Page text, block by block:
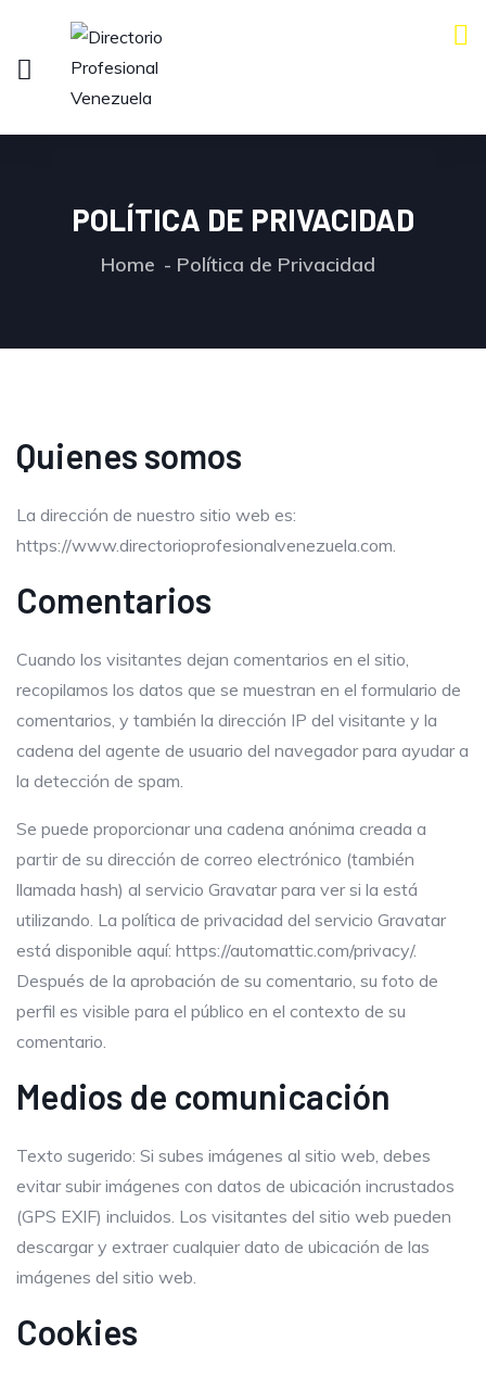
POLÍTICA DE PRIVACIDAD
Home Política de Privacidad
Quienes somos
La dirección de nuestro sitio web es:
https://www.directorioprofesionalvenezuela.com.
Comentarios
Cuando los visitantes dejan comentarios en el sitio,
recopilamos los datos que se muestran en el formulario de
comentarios, y también la dirección IP del visitante y la
cadena del agente de usuario del navegador para ayudar a
la detección de spam.
Se puede proporcionar una cadena anónima creada a
partir de su dirección de correo electrónico (también
llamada hash) al servicio Gravatar para ver si la está
utilizando. La política de privacidad del servicio Gravatar
está disponible aquí: https://automattic.com/privacy/.
Después de la aprobación de su comentario, su foto de
perfil es visible para el público en el contexto de su
comentario.
Medios de comunicación
Texto sugerido: Si subes imágenes al sitio web, debes
evitar subir imágenes con datos de ubicación incrustados
(GPS EXIF) incluidos. Los visitantes del sitio web pueden
descargar y extraer cualquier dato de ubicación de las
imágenes del sitio web.
Cookies